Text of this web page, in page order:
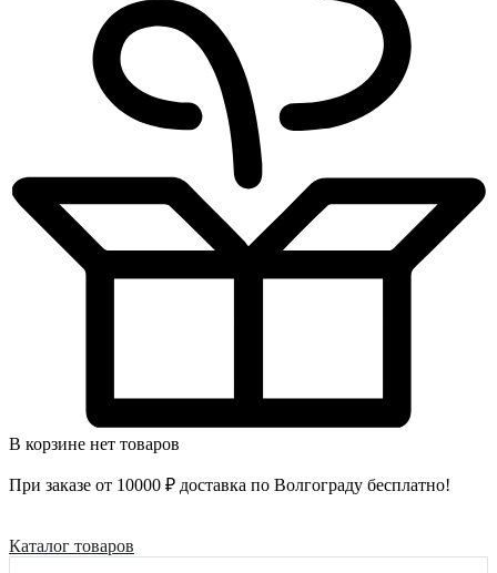
В корзине нет товаров
При заказе от 10000 ₽ доставка по Волгограду бесплатно!
Каталог товаров